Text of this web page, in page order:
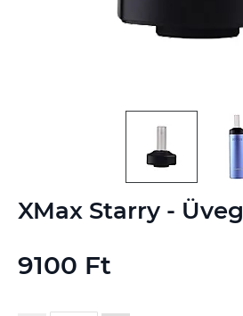
XMax Starry -
9100 Ft
a